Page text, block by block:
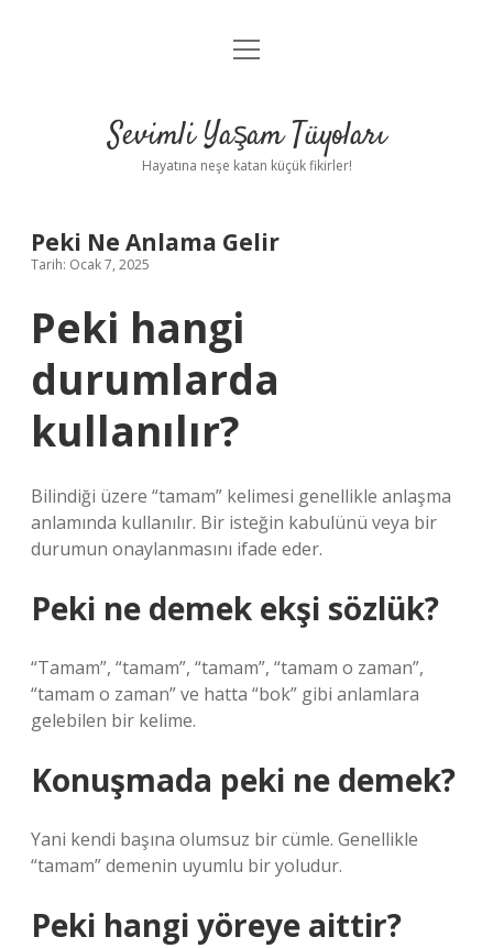
Anasayfa
Yasal Uyarı
menüyü
Sevimli Yaşam Tüyoları
Hayatına neşe katan küçük fikirler!
Peki Ne Anlama Gelir
Tarih: Ocak 7, 2025
Peki hangi
durumlarda
kullanılır?
Bilindiği üzere “tamam” kelimesi genellikle anlaşma
anlamında kullanılır. Bir isteğin kabulünü veya bir
durumun onaylanmasını ifade eder.
Peki ne demek ekşi sözlük?
“Tamam”, “tamam”, “tamam”, “tamam o zaman”,
“tamam o zaman” ve hatta “bok” gibi anlamlara
gelebilen bir kelime.
Konuşmada peki ne demek?
Yani kendi başına olumsuz bir cümle. Genellikle
“tamam” demenin uyumlu bir yoludur.
Peki hangi yöreye aittir?